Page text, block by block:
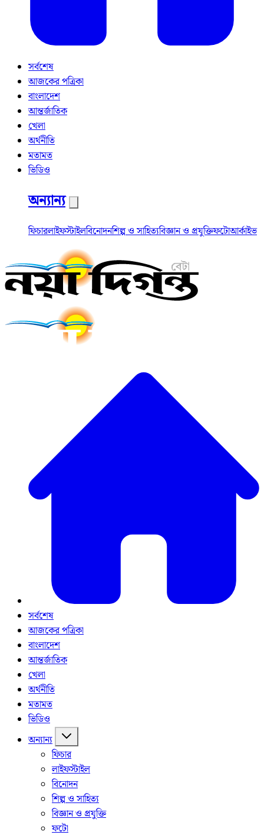
সর্বশেষ
আজকের পত্রিকা
বাংলাদেশ
আন্তর্জাতিক
খেলা
অর্থনীতি
মতামত
ভিডিও
অন্যান্য
ফিচারলাইফস্টাইলবিনোদনশিল্প ও সাহিত্যবিজ্ঞান ও প্রযুক্তিফটোআর্কাইভ
সর্বশেষ
আজকের পত্রিকা
বাংলাদেশ
আন্তর্জাতিক
খেলা
অর্থনীতি
মতামত
ভিডিও
অন্যান্য
ফিচার
লাইফস্টাইল
বিনোদন
শিল্প ও সাহিত্য
বিজ্ঞান ও প্রযুক্তি
ফটো